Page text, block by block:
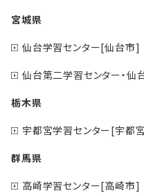
宮城県
仙台学習センター[仙台市]
仙台第二学習センター・
栃木県
宇都宮学習センター[宇都
群馬県
高崎学習センター[高崎市]